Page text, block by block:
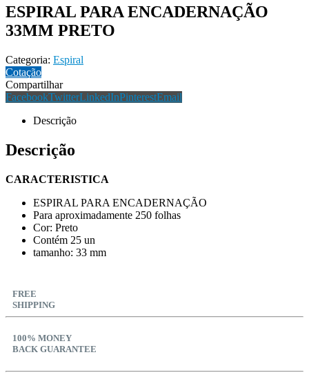
ESPIRAL PARA ENCADERNAÇÃO
33MM PRETO
Categoria: Espiral
Cotação
Compartilhar
FacebookTwitterLinkedInPinterestEmail
Descrição
Descrição
CARACTERISTICA
ESPIRAL PARA ENCADERNAÇÃO
Para aproximadamente 250 folhas
Cor: Preto
Contém 25 un
tamanho: 33 mm
FREE
SHIPPING
100% MONEY
BACK GUARANTEE